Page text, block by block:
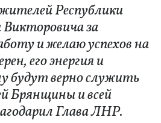
Республики
за
и желаю успехов на
его энергия и
будут верно служить
Брянщины и всей
Глава ЛНР.